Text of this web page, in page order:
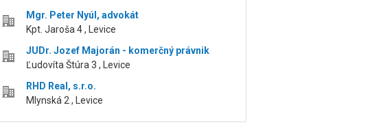
Mgr. Peter Nyúl, advokát
Kpt. Jaroša 4 , Levice
JUDr. Jozef Majorán - komerčný právnik
Ľudovíta Štúra 3 , Levice
RHD Real, s.r.o.
Mlynská 2 , Levice